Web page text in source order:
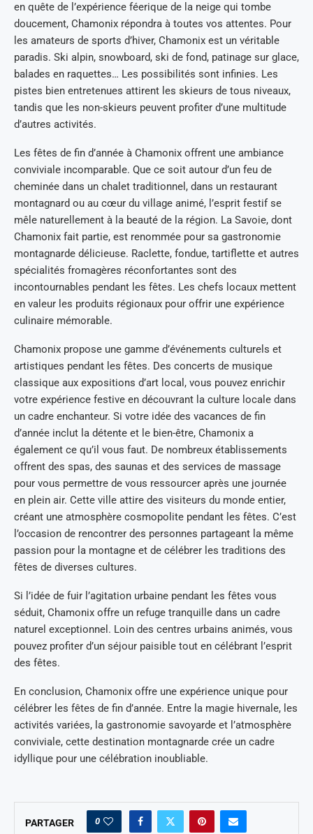
en quête de l’expérience féerique de la neige qui tombe
doucement, Chamonix répondra à toutes vos attentes. Pour
les amateurs de sports d’hiver, Chamonix est un véritable
paradis. Ski alpin, snowboard, ski de fond, patinage sur glace,
balades en raquettes… Les possibilités sont infinies. Les
pistes bien entretenues attirent les skieurs de tous niveaux,
tandis que les non-skieurs peuvent profiter d’une multitude
d’autres activités.
Les fêtes de fin d’année à Chamonix offrent une ambiance
conviviale incomparable. Que ce soit autour d’un feu de
cheminée dans un chalet traditionnel, dans un restaurant
montagnard ou au cœur du village animé, l’esprit festif se
mêle naturellement à la beauté de la région. La Savoie, dont
Chamonix fait partie, est renommée pour sa gastronomie
montagnarde délicieuse. Raclette, fondue, tartiflette et autres
spécialités fromagères réconfortantes sont des
incontournables pendant les fêtes. Les chefs locaux mettent
en valeur les produits régionaux pour offrir une expérience
culinaire mémorable.
Chamonix propose une gamme d’événements culturels et
artistiques pendant les fêtes. Des concerts de musique
classique aux expositions d’art local, vous pouvez enrichir
votre expérience festive en découvrant la culture locale dans
un cadre enchanteur. Si votre idée des vacances de fin
d’année inclut la détente et le bien-être, Chamonix a
également ce qu’il vous faut. De nombreux établissements
offrent des spas, des saunas et des services de massage
pour vous permettre de vous ressourcer après une journée
en plein air. Cette ville attire des visiteurs du monde entier,
créant une atmosphère cosmopolite pendant les fêtes. C’est
l’occasion de rencontrer des personnes partageant la même
passion pour la montagne et de célébrer les traditions des
fêtes de diverses cultures.
Si l’idée de fuir l’agitation urbaine pendant les fêtes vous
séduit, Chamonix offre un refuge tranquille dans un cadre
naturel exceptionnel. Loin des centres urbains animés, vous
pouvez profiter d’un séjour paisible tout en célébrant l’esprit
des fêtes.
En conclusion, Chamonix offre une expérience unique pour
célébrer les fêtes de fin d’année. Entre la magie hivernale, les
activités variées, la gastronomie savoyarde et l’atmosphère
conviviale, cette destination montagnarde crée un cadre
idyllique pour une célébration inoubliable.
PARTAGER 0